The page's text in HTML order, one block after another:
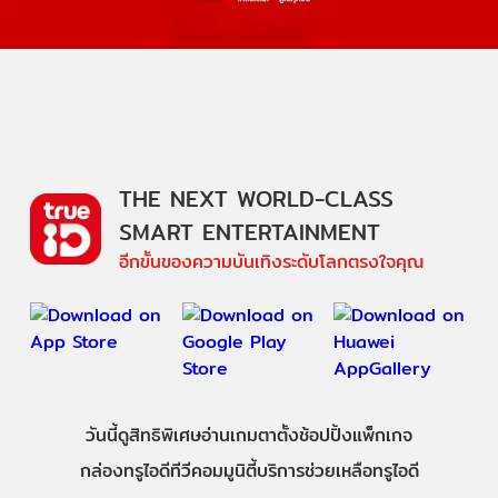
THE NEXT WORLD-CLASS
SMART ENTERTAINMENT
อีกขั้นของความบันเทิงระดับโลกตรงใจคุณ
วันนี้ดูสิทธิพิเศษอ่านเกมตาตั้งช้อปปิ้งแพ็กเกจ
กล่องทรูไอดีทีวีคอมมูนิตี้บริการช่วยเหลือทรูไอดี